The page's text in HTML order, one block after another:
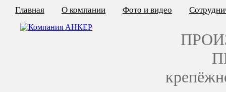
Главная О компании Фото и видео